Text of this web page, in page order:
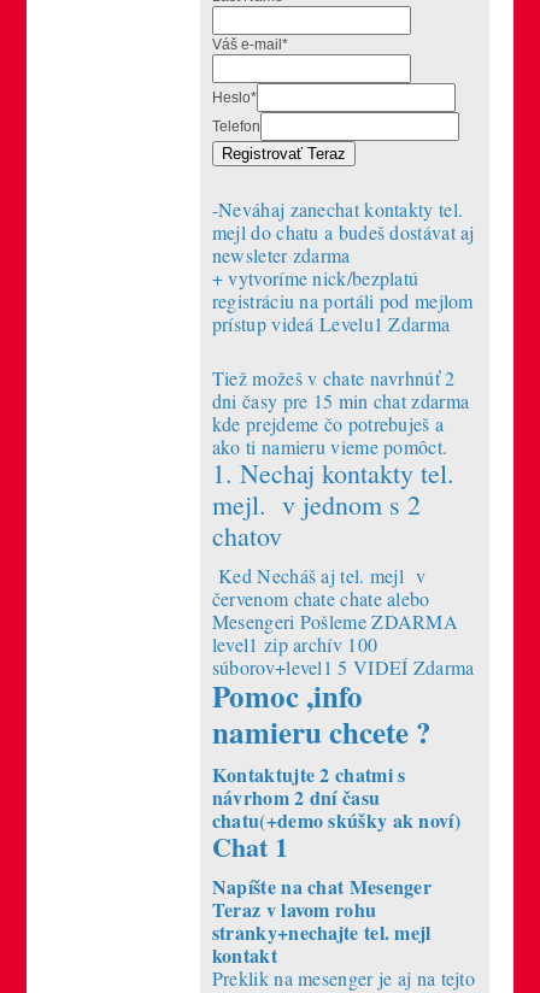
Váš e-mail *
Heslo*
Telefon
Registrovať Teraz
-Neváhaj zanechat kontakty tel.
mejl do chatu a budeš dostávat aj
newsleter zdarma
+ vytvoríme nick/bezplatú
registráciu na portáli pod mejlom
prístup videá Levelu1 Zdarma
Tiež možeš v chate navrhnúť 2
dni časy pre 15 min chat zdarma
kde prejdeme čo potrebuješ a
ako ti namieru vieme pomôct.
1. Nechaj kontakty tel.
mejl. v jednom s 2
chatov
Ked Necháš aj tel. mejl v
červenom chate chate alebo
Mesengeri Pošleme ZDARMA
level1 zip archív 100
súborov+level1 5 VIDEÍ Zdarma
Pomoc ,info
namieru chcete ?
Kontaktujte 2 chatmi s
návrhom 2 dní času
chatu(+demo skúšky ak noví)
Chat 1
Napíšte na chat Mesenger
Teraz v lavom rohu
stranky+nechajte tel. mejl
kontakt
Preklik na mesenger je aj na tejto